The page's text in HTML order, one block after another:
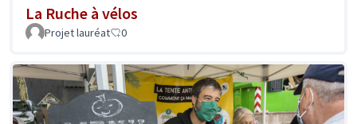
La Ruche à vélos
Projet lauréat 0